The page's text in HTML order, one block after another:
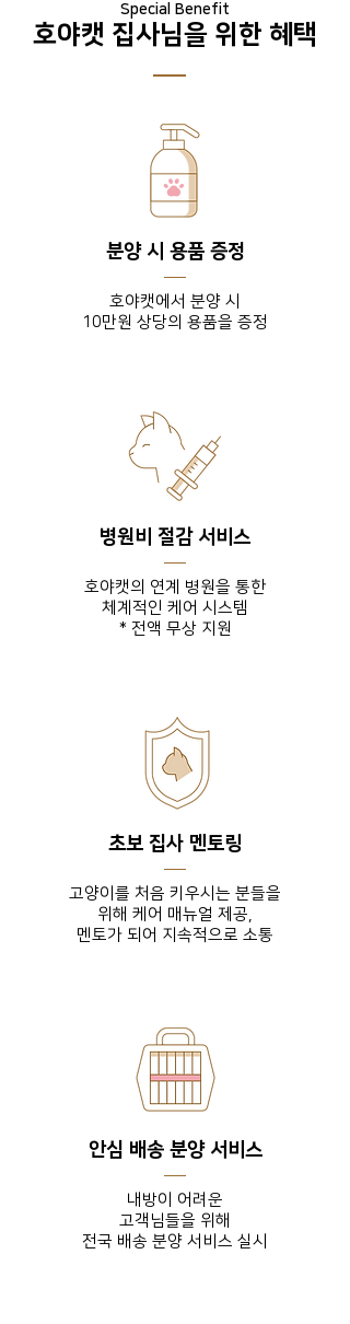
Special Benefit
호야캣 집사님을 위한 혜택
분양 시 용품 증정
호야캣에서 분양 시
10만원 상당의 용품을 증정
병원비 절감 서비스
호야캣의 연계 병원을 통한
체계적인 케어 시스템
* 전액 무상 지원
초보 집사 멘토링
고양이를 처음 키우시는 분들을
위해 케어 매뉴얼 제공,
​멘토가 되어 지속적으로 소통
안심 배송 분양 서비스
내방이 어려운
고객님들을 위해
전국 배송 분양 서비스 실시